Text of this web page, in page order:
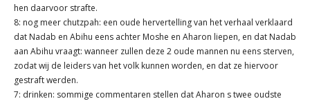
hen daarvoor strafte.
8: nog meer chutzpah: een oude hervertelling van het verhaal verklaard
dat Nadab en Abihu eens achter Moshe en Aharon liepen, en dat Nadab
aan Abihu vraagt: wanneer zullen deze 2 oude mannen nu eens sterven,
zodat wij de leiders van het volk kunnen worden, en dat ze hiervoor
gestraft werden.
7: drinken: sommige commentaren stellen dat Aharon s twee oudste